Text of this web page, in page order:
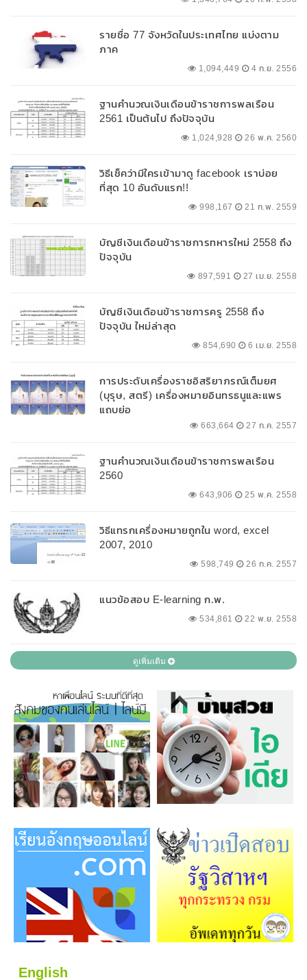
รายชื่อ 77 จังหวัดในประเทศไทย แบ่งตาม
ภาค
1,094,449 4 ก.ย. 2556
ฐานคำนวณเงินเดือนข้าราชการพลเรือน
2561 เป็นต้นไป ถึงปัจจุบัน
1,024,928 26 พ.ค. 2560
วิธีเช็คว่ามีใครเข้ามาดู facebook เราบ่อย
ที่สุด 10 อันดับแรก!!
998,167 21 ก.พ. 2559
บัญชีเงินเดือนข้าราชการทหารใหม่ 2558 ถึง
ปัจจุบัน
897,591 27 เม.ย. 2558
บัญชีเงินเดือนข้าราชการครู 2558 ถึง
ปัจจุบัน ใหม่ล่าสุด
854,690 6 เม.ย. 2558
การประดับเครื่องราชอิสริยาภรณ์เต็มยศ
(บุรุษ, สตรี) เครื่องหมายอินทรธนูและแพร
แถบย่อ
663,664 27 ก.ค. 2557
ฐานคำนวณเงินเดือนข้าราชการพลเรือน
2560
643,906 25 พ.ค. 2558
วิธีแทรกเครื่องหมายถูกใน word, excel
2007, 2010
598,749 26 ก.ค. 2557
แนวข้อสอบ E-learning ก.พ.
534,861 22 พ.ย. 2558
ดูเพิ่มเติม
English